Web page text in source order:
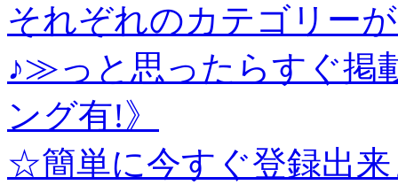
それぞれのカテゴリー
♪≫っと思ったらすぐ掲
ング有!》
☆簡単に今すぐ登録出